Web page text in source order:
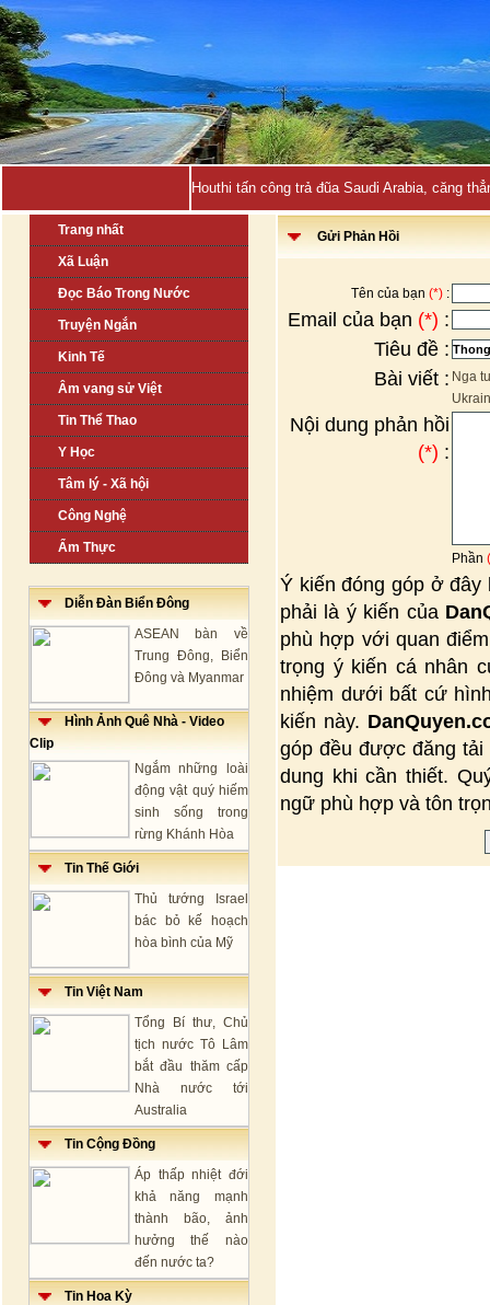
Houthi tấn công trả đũa Saudi Arabia, căng
Trang nhất
Xã Luận
Đọc Báo Trong Nước
Truyện Ngắn
Kinh Tế
Âm vang sử Việt
Tin Thể Thao
Y Học
Tâm lý - Xã hội
Công Nghệ
Ẩm Thực
Diễn Đàn Biển Đông
ASEAN bàn về
Trung Đông, Biển
Đông và Myanmar
Hình Ảnh Quê Nhà - Video
Clip
Ngắm những loài
động vật quý hiếm
sinh sống trong
rừng Khánh Hòa
Tin Thế Giới
Thủ tướng Israel
bác bỏ kế hoạch
hòa bình của Mỹ
Tin Việt Nam
Tổng Bí thư, Chủ
tịch nước Tô Lâm
bắt đầu thăm cấp
Nhà nước tới
Australia
Tin Cộng Đồng
Áp thấp nhiệt đới
khả năng mạnh
thành bão, ảnh
hưởng thế nào
đến nước ta?
Tin Hoa Kỳ
Gửi Phản Hồi
Tên của bạn (*) :
Email của bạn (*) :
Tiêu đề :
Bài viết : Nga
Nội dung phản hồi
(*) :
Phần
Ý kiến đóng góp ở đây
phải là ý kiến của
phù hợp với quan
trọng ý kiến cá nhân
nhiệm dưới bất cứ
kiến này.
góp đều được đăng tải
dung khi cần thiết.
ngữ phù hợp và tôn